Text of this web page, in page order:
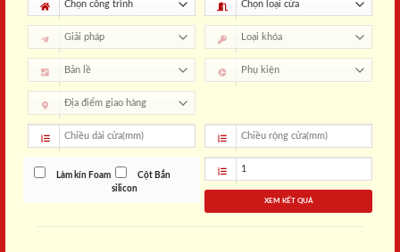
Làm kín Foam
Cột Bắn
silicon
XEM KẾT QUẢ